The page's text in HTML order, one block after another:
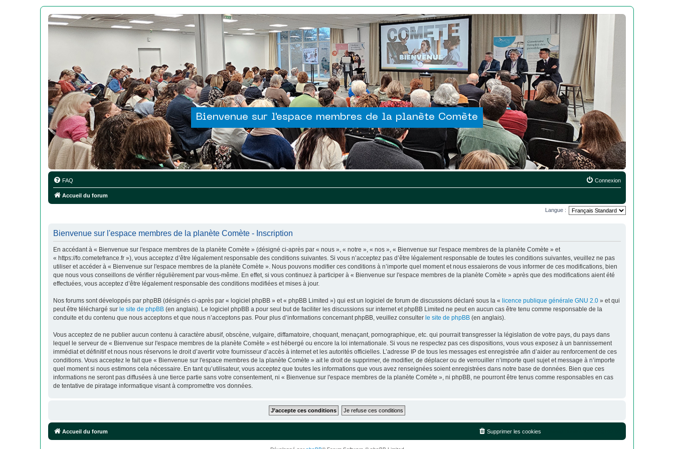
Bienvenue sur l'espace membres de la planète Comète
FAQ Connexion
Accueil du forum
Langue :
Bienvenue sur l'espace membres de la planète Comète - Inscription
En accédant à « Bienvenue sur l'espace membres de la planète Comète » (désigné ci-après par « nous », « notre », « nos », « Bienvenue sur l'espace membres de la planète Comète » et
« https://fo.cometefrance.fr »), vous acceptez d’être légalement responsable des conditions suivantes. Si vous n’acceptez pas d’être légalement responsable de toutes les conditions suivantes, veuillez ne pas
utiliser et accéder à « Bienvenue sur l'espace membres de la planète Comète ». Nous pouvons modifier ces conditions à n’importe quel moment et nous essaierons de vous informer de ces modifications, bien
que nous vous conseillons de vérifier régulièrement par vous-même. En effet, si vous continuez à participer à « Bienvenue sur l'espace membres de la planète Comète » après que des modifications aient été
effectuées, vous acceptez d’être légalement responsable des conditions modifiées et mises à jour.
Nos forums sont développés par phpBB (désignés ci-après par « logiciel phpBB » et « phpBB Limited ») qui est un logiciel de forum de discussions déclaré sous la « licence publique générale GNU 2.0 » et qui
peut être téléchargé sur le site de phpBB (en anglais). Le logiciel phpBB a pour seul but de faciliter les discussions sur internet et phpBB Limited ne peut en aucun cas être tenu comme responsable de la
conduite et du contenu que nous acceptons et que nous n’acceptons pas. Pour plus d’informations concernant phpBB, veuillez consulter le site de phpBB (en anglais).
Vous acceptez de ne publier aucun contenu à caractère abusif, obscène, vulgaire, diffamatoire, choquant, menaçant, pornographique, etc. qui pourrait transgresser la législation de votre pays, du pays dans
lequel le serveur de « Bienvenue sur l'espace membres de la planète Comète » est hébergé ou encore la loi internationale. Si vous ne respectez pas ces dispositions, vous vous exposez à un bannissement
immédiat et définitif et nous nous réservons le droit d’avertir votre fournisseur d’accès à internet et les autorités officielles. L’adresse IP de tous les messages est enregistrée afin d’aider au renforcement de ces
conditions. Vous acceptez le fait que « Bienvenue sur l'espace membres de la planète Comète » ait le droit de supprimer, de modifier, de déplacer ou de verrouiller n’importe quel sujet et message à n’importe
quel moment si nous estimons cela nécessaire. En tant qu’utilisateur, vous acceptez que toutes les informations que vous avez renseignées soient enregistrées dans notre base de données. Bien que ces
informations ne seront pas diffusées à une tierce partie sans votre consentement, ni « Bienvenue sur l'espace membres de la planète Comète », ni phpBB, ne pourront être tenus comme responsables en cas
de tentative de piratage informatique visant à compromettre vos données.
Accueil du forum Supprimer les cookies